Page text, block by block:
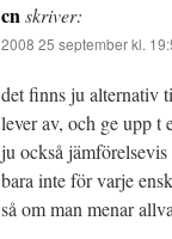
cnskriver:
2008 25 september kl.
det finns ju alternativ
lever av, och ge upp t
ju också
bara inte för varje
så om man menar